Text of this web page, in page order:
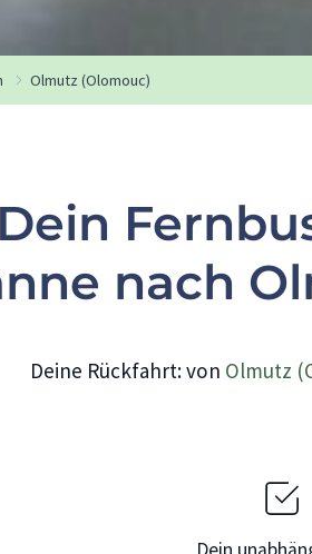
Olmutz (Olomouc)
Dein
nach
Deine Rückfahrt: von Olmutz